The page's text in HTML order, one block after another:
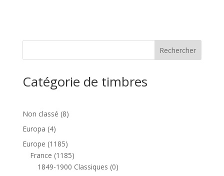
Catégorie de timbres
Non classé 88
Europa 44
produits
Europe 11851185
produits
France 11851185
produits
1849-1900 Classiques 00